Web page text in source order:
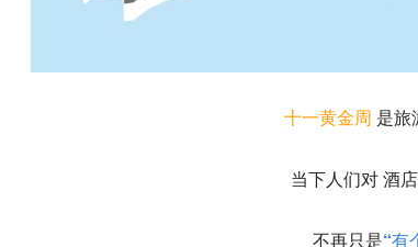
十一黄金周 是旅
当下人们对酒
不再只是“有